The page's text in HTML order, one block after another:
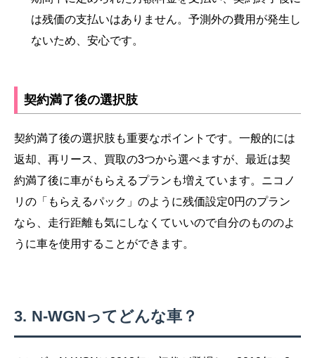
は残価の支払いはありません。予測外の費用が発生し
ないため、安心です。
契約満了後の選択肢
契約満了後の選択肢も重要なポイントです。一般的には
返却、再リース、買取の3つから選べますが、最近は契
約満了後に車がもらえるプランも増えています。ニコノ
リの「もらえるパック」のように残価設定0円のプラン
なら、走行距離も気にしなくていいので自分のもののよ
うに車を使用することができます。
N-WGNってどんな車？